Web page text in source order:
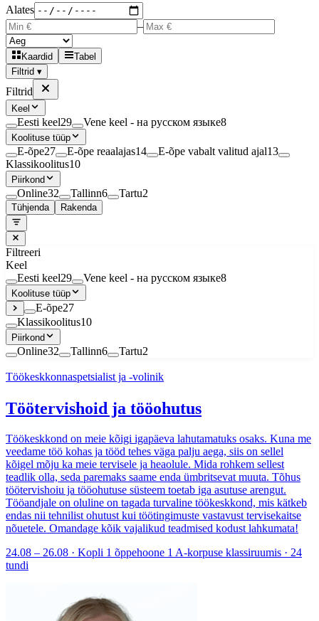
Alates
–
Kaardid
Tabel
Filtrid ▾
Filtrid
Keel
Eesti keel29 Vene keel - на русском языке8
Koolituse tüüp
E-õpe27 E-õpe reaalajas14 E-õpe vabalt valitud ajal13
Klassikoolitus10
Piirkond
Online32 Tallinn6 Tartu2
Tühjenda Rakenda
Filtreeri
Keel
Eesti keel29 Vene keel - на русском языке8
Koolituse tüüp
E-õpe27
Klassikoolitus10
Piirkond
Online32 Tallinn6 Tartu2
Töökeskkonnaspetsialist ja -volinik
Töötervishoid ja tööohutus
Töökeskkond on meie kõigi igapäeva lahutamatuks osaks. Kuna me
veedame töö kohas ja tööd tehes väga palju aega, siis on sellel
kõigel mõju ka meie tervisele ja heaolule. Mida rohkem sellest
teadlik olla, seda paremaks saame enda ümbritsevat muuta. Tõhus
töötervishoiu ja tööohutuse süsteem toetab iga asutuse arengut.
Tööandjale on oluline on tagada turvaline töökeskkond, mis kätkeb
endas nii tehnilist ohutust kui töötingimuste vastavust tervisekaitse
nõuetele. Omandage kõik vajalikud teadmised kodust lahkumata!
24.08 – 26.08 · Kopli 1 õppehoone 1 A-korpuse klassiruumis · 24
tundi